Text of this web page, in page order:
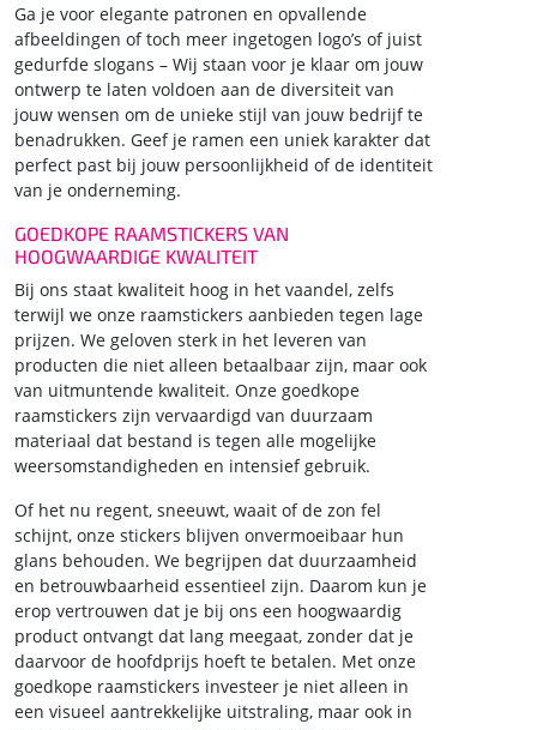
Ga je voor elegante patronen en opvallende
afbeeldingen of toch meer ingetogen logo’s of juist
gedurfde slogans – Wij staan voor je klaar om jouw
ontwerp te laten voldoen aan de diversiteit van
jouw wensen om de unieke stijl van jouw bedrijf te
benadrukken. Geef je ramen een uniek karakter dat
perfect past bij jouw persoonlijkheid of de identiteit
van je onderneming.
GOEDKOPE RAAMSTICKERS VAN
HOOGWAARDIGE KWALITEIT
Bij ons staat kwaliteit hoog in het vaandel, zelfs
terwijl we onze raamstickers aanbieden tegen lage
prijzen. We geloven sterk in het leveren van
producten die niet alleen betaalbaar zijn, maar ook
van uitmuntende kwaliteit. Onze goedkope
raamstickers zijn vervaardigd van duurzaam
materiaal dat bestand is tegen alle mogelijke
weersomstandigheden en intensief gebruik.
Of het nu regent, sneeuwt, waait of de zon fel
schijnt, onze stickers blijven onvermoeibaar hun
glans behouden. We begrijpen dat duurzaamheid
en betrouwbaarheid essentieel zijn. Daarom kun je
erop vertrouwen dat je bij ons een hoogwaardig
product ontvangt dat lang meegaat, zonder dat je
daarvoor de hoofdprijs hoeft te betalen. Met onze
goedkope raamstickers investeer je niet alleen in
een visueel aantrekkelijke uitstraling, maar ook in